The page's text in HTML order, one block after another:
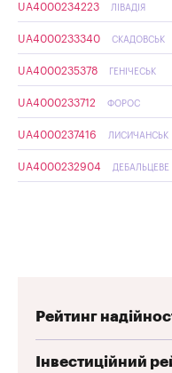
UA4000234223 ЛІВАДІЯ
UA4000233340 СКАДОВСЬК
UA4000235378 ГЕНІЧЕСЬК
UA4000233712 ФОРОС
UA4000237416 ЛИСИЧАНСЬК
UA4000232904 ДЕБАЛЬЦЕВЕ
Рейтинг
Інвестиційний